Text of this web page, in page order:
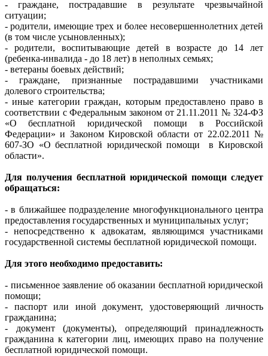
- граждане, пострадавшие в результате чрезвычайной
ситуации;
- родители, имеющие трех и более несовершеннолетних детей
(в том числе усыновленных);
- родители, воспитывающие детей в возрасте до 14 лет
(ребенка-инвалида - до 18 лет) в неполных семьях;
- ветераны боевых действий;
- граждане, признанные пострадавшими участниками
долевого строительства;
- иные категории граждан, которым предоставлено право в
соответствии с Федеральным законом от 21.11.2011 № 324-ФЗ
«О бесплатной юридической помощи в Российской
Федерации» и Законом Кировской области от 22.02.2011 №
607-ЗО «О бесплатной юридической помощи в Кировской
области».
Для получения бесплатной юридической помощи следует
обращаться:
- в ближайшее подразделение многофункционального центра
предоставления государственных и муниципальных услуг;
- непосредственно к адвокатам, являющимся участниками
государственной системы бесплатной юридической помощи.
Для этого необходимо предоставить:
- письменное заявление об оказании бесплатной юридической
помощи;
- паспорт или иной документ, удостоверяющий личность
гражданина;
- документ (документы), определяющий принадлежность
гражданина к категории лиц, имеющих право на получение
бесплатной юридической помощи.